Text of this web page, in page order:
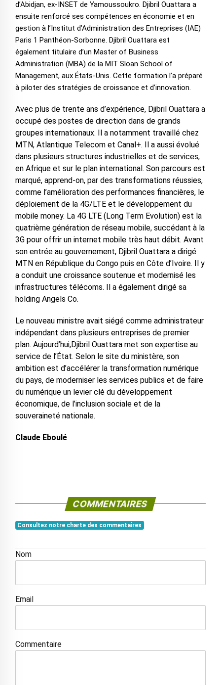
d’Abidjan, ex-INSET de Yamoussoukro. Djibril Ouattara a
ensuite renforcé ses compétences en économie et en
gestion à l’Institut d’Administration des Entreprises (IAE)
Paris 1 Panthéon-Sorbonne. Djibril Ouattara est
également titulaire d’un Master of Business
Administration (MBA) de la MIT Sloan School of
Management, aux États-Unis. Cette formation l’a préparé
à piloter des stratégies de croissance et d’innovation.
Avec plus de trente ans d’expérience, Djibril Ouattara a
occupé des postes de direction dans de grands
groupes internationaux. Il a notamment travaillé chez
MTN, Atlantique Telecom et Canal+. Il a aussi évolué
dans plusieurs structures industrielles et de services,
en Afrique et sur le plan international. ‎Son parcours est
marqué, apprend-on, par des transformations réussies,
comme l’amélioration des performances financières, le
déploiement de la 4G/LTE et le développement du
mobile money. La 4G LTE (Long Term Evolution) est la
quatrième génération de réseau mobile, succédant à la
3G pour offrir un internet mobile très haut débit. ‎Avant
son entrée au gouvernement, Djibril Ouattara a dirigé
MTN en République du Congo puis en Côte d’Ivoire. Il y
a conduit une croissance soutenue et modernisé les
infrastructures télécoms. Il a également dirigé sa
holding Angels Co.
Le nouveau ministre avait siégé comme administrateur
indépendant dans plusieurs entreprises de premier
plan. Aujourd’hui,Djibril Ouattara met son expertise au
service de l’État. Selon le site du ministère, s‎on
ambition est d’accélérer la transformation numérique
du pays, de moderniser les services publics et de faire
du numérique un levier clé du développement
économique, de l’inclusion sociale et de la
souveraineté nationale.
Claude Eboulé
COMMENTAIRES
Consultez notre charte des commentaires
Nom
Email
Commentaire